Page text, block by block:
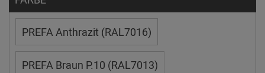
PREFA Anthrazit (RAL7016)
PREFA Braun P.10 (RAL7013)